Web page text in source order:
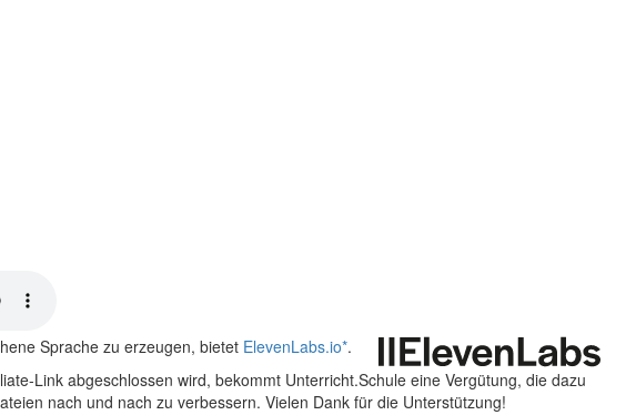
Sprache zu erzeugen, bietet ElevenLabs.io*.
Link abgeschlossen wird, bekommt Unterricht.Schule eine Vergütung, die dazu
nach und nach zu verbessern. Vielen Dank für die Unterstützung!